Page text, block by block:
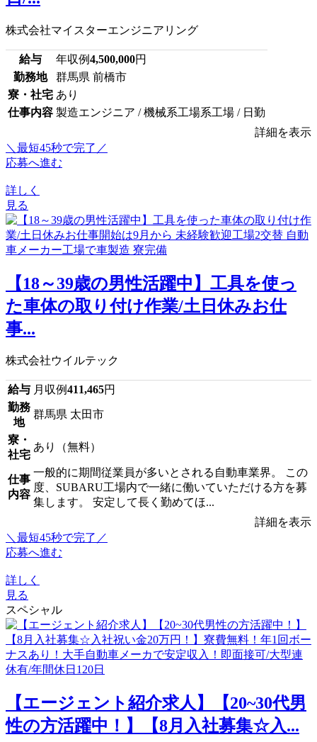
株式会社マイスターエンジニアリング
給与 年収例4,500,000円
勤務地
群馬県 前橋市
寮・社宅 あり
仕事内容 製造エンジニア / 機械系工場系工場 / 日勤
詳細を表示
＼最短45秒で完了／
応募へ進む
詳しく
見る
【18～39歳の男性活躍中】工具を使っ
た車体の取り付け作業/土日休みお仕
事...
株式会社ウイルテック
給与 月収例411,465円
勤務
地
群馬県 太田市
寮・
社宅
あり（無料）
仕事
内容
一般的に期間従業員が多いとされる自動車業界。 この
度、SUBARU工場内で一緒に働いていただける方を募
集します。 安定して長く勤めてほ...
詳細を表示
＼最短45秒で完了／
応募へ進む
詳しく
見る
スペシャル
【エージェント紹介求人】【20~30代男
性の方活躍中！】【8月入社募集☆入...